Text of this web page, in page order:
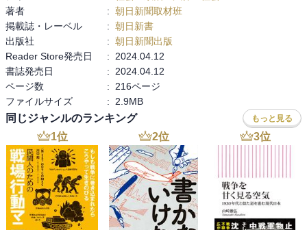
著者
: 朝日新聞取材班
掲載誌・レーベル
: 朝日新書
出版社
: 朝日新聞出版
Reader Store発売日
:
2024.04.12
書誌発売日
:
2024.04.12
ページ数
:
216ページ
ファイルサイズ
: 2.9MB
同じジャンルのランキング もっと見る
1位 2位 3位